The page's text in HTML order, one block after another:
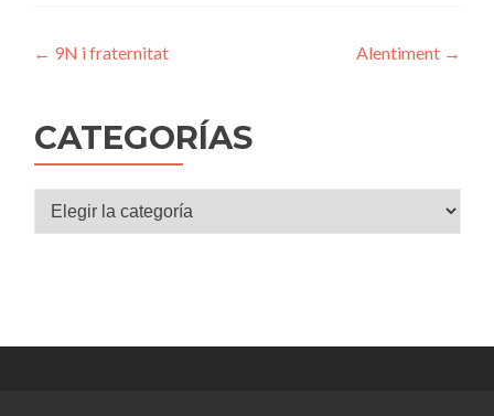
Navegación
entradas
← 9N i fraternitat Alentiment →
CATEGORÍAS
Categorías